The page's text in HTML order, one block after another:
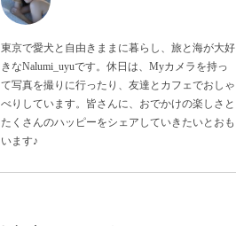
東京で愛犬と自由きままに暮らし、旅と海が大好
きなNalumi_uyuです。休日は、Myカメラを持っ
て写真を撮りに行ったり、友達とカフェでおしゃ
べりしています。皆さんに、おでかけの楽しさと
たくさんのハッピーをシェアしていきたいとおも
います♪